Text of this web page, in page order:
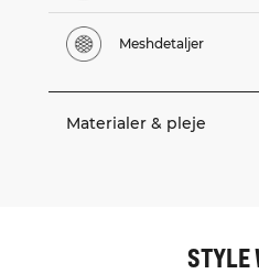
Meshdetaljer
Materialer & pleje
STYLE